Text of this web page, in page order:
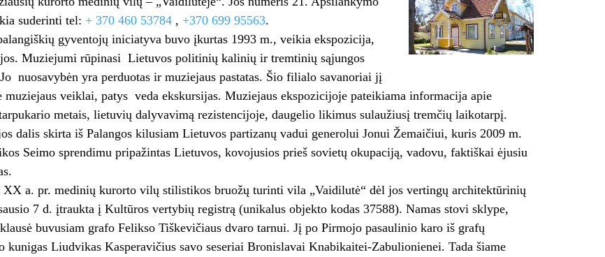
suderinti tel: + 370 460 53784, +370 699 95563.
gyventojų iniciatyva buvo įkurtas 1993 m., veikia ekspozicija,
Muziejumi rūpinasi Lietuvos politinių kalinių ir tremtinių sąjungos
nuosavybėn yra perduotas ir muziejaus pastatas. Šio filialo savanoriai jį
muziejaus veiklai, patys veda ekskursijas. Muziejaus ekspozicijoje pateikiama informacija apie
metais, lietuvių dalyvavimą rezistencijoje, daugelio likimus sulaužiusį tremčių laikotarpį.
dalis skirta iš Palangos kilusiam Lietuvos partizanų vadui generolui Jonui Žemaičiui, kuris 2009 m.
Seimo sprendimu pripažintas Lietuvos, kovojusios prieš sovietų okupaciją, vadovu, faktiškai ėjusiu
XX a. pr. medinių kurorto vilų stilistikos bruožų turinti vila „Vaidilutė“ dėl jos vertingų architektūrinių
7 d. įtraukta į Kultūros vertybių registrą (unikalus objekto kodas 37588). Namas stovi sklype,
buvusiam grafo Felikso Tiškevičiaus dvaro tarnui. Jį po Pirmojo pasaulinio karo iš grafų
kunigas Liudvikas Kasperavičius savo seseriai Bronislavai Knabikaitei-Zabulionienei. Tada šiame